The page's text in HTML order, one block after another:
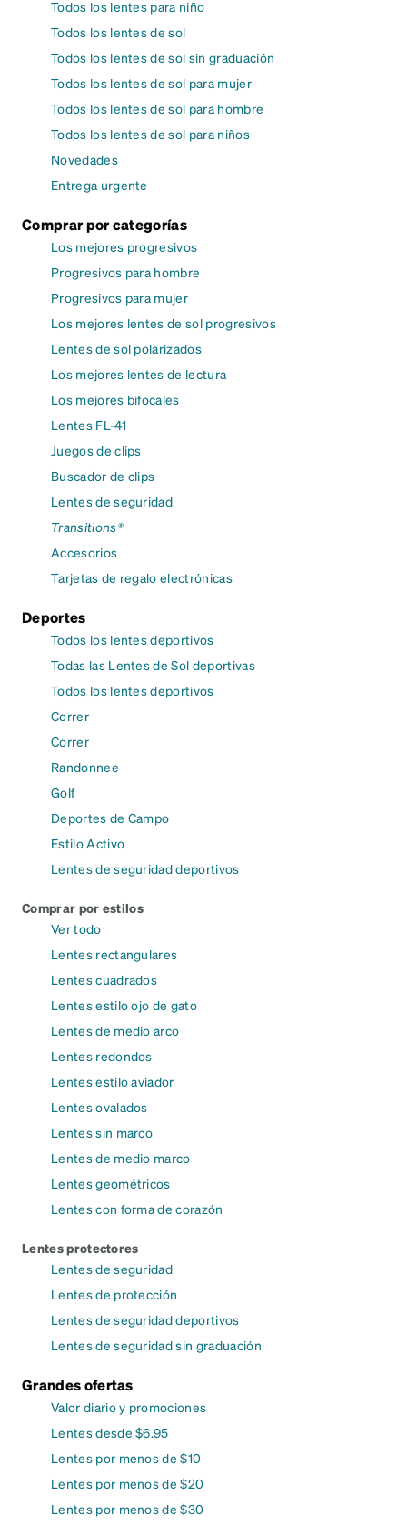
Todos los lentes para niño
Todos los lentes de sol
Todos los lentes de sol sin graduación
Todos los lentes de sol para mujer
Todos los lentes de sol para hombre
Todos los lentes de sol para niños
Novedades
Entrega urgente
Comprar por categorías
Los mejores progresivos
Progresivos para hombre
Progresivos para mujer
Los mejores lentes de sol progresivos
Lentes de sol polarizados
Los mejores lentes de lectura
Los mejores bifocales
Lentes FL-41
Juegos de clips
Buscador de clips
Lentes de seguridad
Transitions®
Accesorios
Tarjetas de regalo electrónicas
Deportes
Todos los lentes deportivos
Todas las Lentes de Sol deportivas
Todos los lentes deportivos
Correr
Correr
Randonnee
Golf
Deportes de Campo
Estilo Activo
Lentes de seguridad deportivos
Comprar por estilos
Ver todo
Lentes rectangulares
Lentes cuadrados
Lentes estilo ojo de gato
Lentes de medio arco
Lentes redondos
Lentes estilo aviador
Lentes ovalados
Lentes sin marco
Lentes de medio marco
Lentes geométricos
Lentes con forma de corazón
Lentes protectores
Lentes de seguridad
Lentes de protección
Lentes de seguridad deportivos
Lentes de seguridad sin graduación
Grandes ofertas
Valor diario y promociones
Lentes desde $6.95
Lentes por menos de $10
Lentes por menos de $20
Lentes por menos de $30